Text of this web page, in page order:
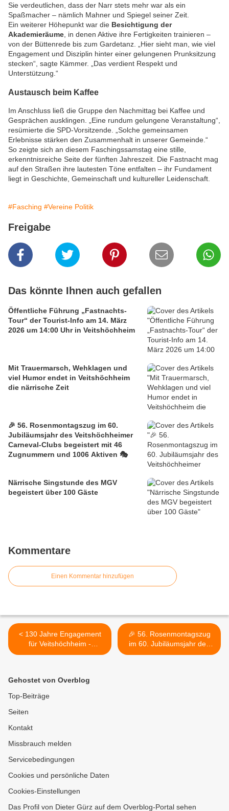
Sie verdeutlichen, dass der Narr stets mehr war als ein
Spaßmacher – nämlich Mahner und Spiegel seiner Zeit.
Ein weiterer Höhepunkt war die Besichtigung der
Akademieräume , in denen Aktive ihre Fertigkeiten trainieren –
von der Büttenrede bis zum Gardetanz. „Hier sieht man, wie viel
Engagement und Disziplin hinter einer gelungenen Prunksitzung
stecken“, sagte Kämmer. „Das verdient Respekt und
Unterstützung.“
Austausch beim Kaffee
Im Anschluss ließ die Gruppe den Nachmittag bei Kaffee und
Gesprächen ausklingen. „Eine rundum gelungene Veranstaltung“,
resümierte die SPD-Vorsitzende. „Solche gemeinsamen
Erlebnisse stärken den Zusammenhalt in unserer Gemeinde.“
So zeigte sich an diesem Faschingssamstag eine stille,
erkenntnisreiche Seite der fünften Jahreszeit. Die Fastnacht mag
auf den Straßen ihre lautesten Töne entfalten – ihr Fundament
liegt in Geschichte, Gemeinschaft und kultureller Leidenschaft.
#Fasching #Vereine Politik
Freigabe
Das könnte Ihnen auch gefallen
Öffentliche Führung „Fastnachts-
Tour“ der Tourist-Info am 14. März
2026 um 14:00 Uhr in Veitshöchheim
Mit Trauermarsch, Wehklagen und
viel Humor endet in Veitshöchheim
die närrische Zeit
🎉 56. Rosenmontagszug im 60.
Jubiläumsjahr des Veitshöchheimer
Carneval-Clubs begeistert mit 46
Zugnummern und 1006 Aktiven 🎭
Närrische Singstunde des MGV
begeistert über 100 Gäste
Kommentare
Einen Kommentar hinzufügen
< 130 Jahre Engagement
für Veitshöchheim -
Verschönerungsverein
Jubiläumsjahr
🎉 56. Rosenmontagszug
im 60. Jubiläumsjahr des
Veitshöchheimer Carneval-
Gehostet von Overblog
Top-Beiträge
Seiten
Kontakt
Missbrauch melden
Servicebedingungen
Cookies und persönliche Daten
Cookies-Einstellungen
Das Profil von Dieter Gürz auf dem Overblog-Portal sehen